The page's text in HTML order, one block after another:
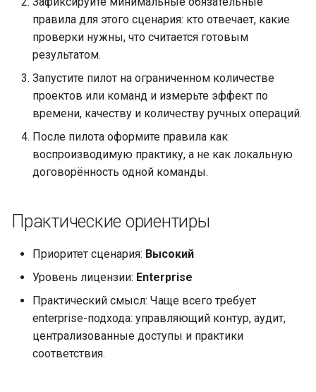
правила для этого сценария: кто отвечает, какие
проверки нужны, что считается готовым
результатом.
Запустите пилот на ограниченном количестве
проектов или команд и измерьте эффект по
времени, качеству и количеству ручных операций.
После пилота оформите правила как
воспроизводимую практику, а не как локальную
договорённость одной команды.
Практические ориентиры
Приоритет сценария: Высокий
Уровень лицензии: Enterprise
Практический смысл: Чаще всего требует
enterprise-подхода: управляющий контур, аудит,
централизованные доступы и практики
соответствия.